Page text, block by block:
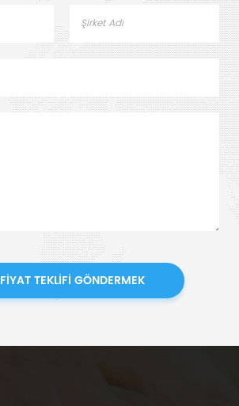
FIYAT TEKLIFI GÖNDERMEK